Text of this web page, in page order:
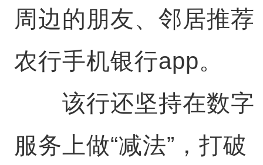
周边的朋友、邻居推荐
农行手机银行app。
该行还坚持在数字
服务上做“减法”，打破